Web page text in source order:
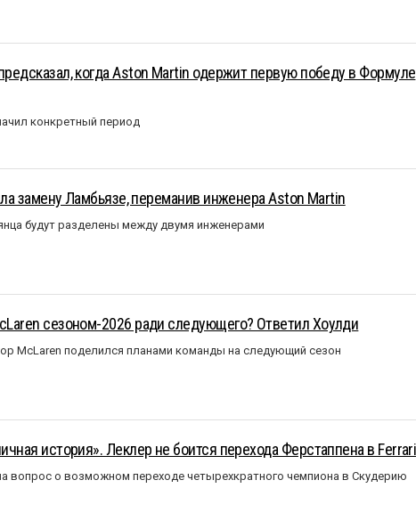
когда Aston Martin одержит первую победу в Формуле
конкретный период
замену Ламбьязе, переманив инженера Aston Martin
будут разделены между двумя инженерами
сезоном-2026 ради следующего? Ответил Хоулди
McLaren поделился планами команды на следующий сезон
история». Леклер не боится перехода Ферстаппена в Ferrari
вопрос о возможном переходе четырехкратного чемпиона в Скудерию